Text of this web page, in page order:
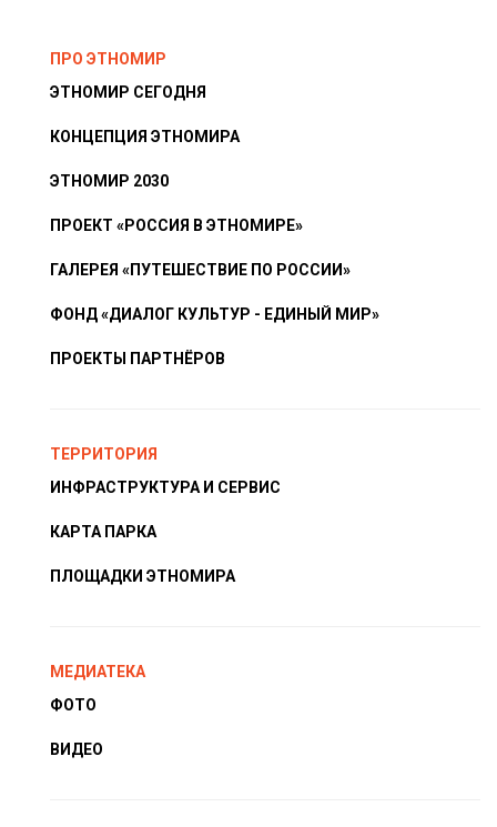
ПРО ЭТНОМИР
ЭТНОМИР СЕГОДНЯ
КОНЦЕПЦИЯ ЭТНОМИРА
ЭТНОМИР 2030
ПРОЕКТ «РОССИЯ В ЭТНОМИРЕ»
ГАЛЕРЕЯ «ПУТЕШЕСТВИЕ ПО РОССИИ»
ФОНД «ДИАЛОГ КУЛЬТУР - ЕДИНЫЙ МИР»
ПРОЕКТЫ ПАРТНЁРОВ
ТЕРРИТОРИЯ
ИНФРАСТРУКТУРА И СЕРВИС
КАРТА ПАРКА
ПЛОЩАДКИ ЭТНОМИРА
МЕДИАТЕКА
ФОТО
ВИДЕО